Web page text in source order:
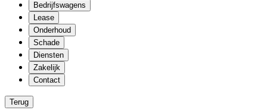
Bedrijfswagens
Lease
Onderhoud
Schade
Diensten
Zakelijk
Contact
Terug